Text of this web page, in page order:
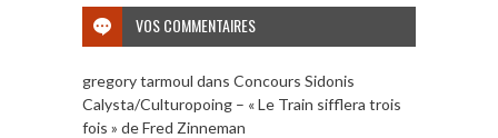
VOS COMMENTAIRES
gregory tarmoul dans Concours Sidonis
Calysta/Culturopoing – « Le Train sifflera trois
fois » de Fred Zinneman